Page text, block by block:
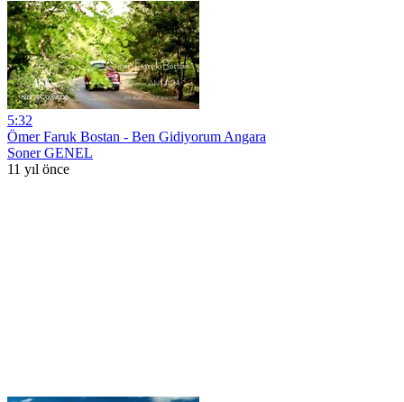
5:32
Ömer Faruk Bostan - Ben Gidiyorum Angara
Soner GENEL
11 yıl önce